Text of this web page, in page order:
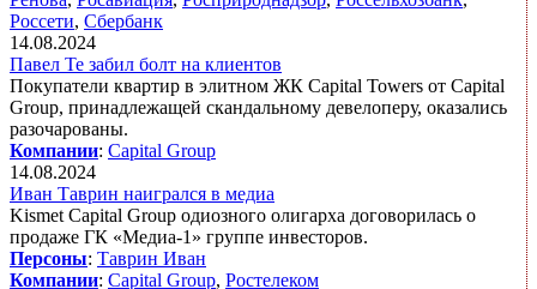
Россети, Сбербанк
14.08.2024
Павел Те забил болт на клиентов
Покупатели квартир в элитном ЖК Capital Towers от Capital
Group, принадлежащей скандальному девелоперу, оказались
разочарованы.
Компании: Capital Group
14.08.2024
Иван Таврин наигрался в медиа
Kismet Capital Group одиозного олигарха договорилась о
продаже ГК «Медиа-1» группе инвесторов.
Персоны: Таврин Иван
Компании: Capital Group, Ростелеком